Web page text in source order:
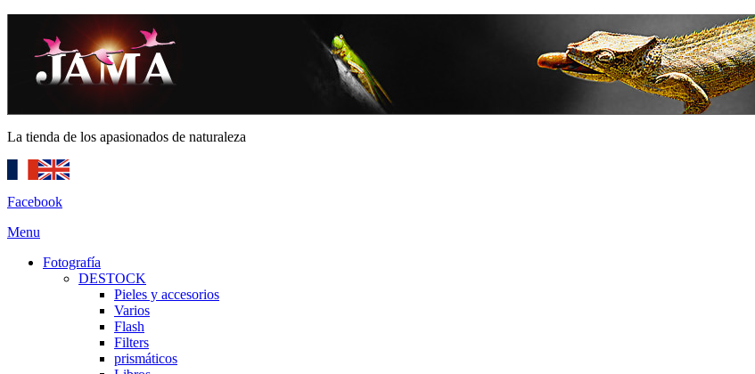
La tienda de los apasionados de naturaleza
Facebook
Menu
Fotografía
DESTOCK
Pieles y accesorios
Varios
Flash
Filters
prismáticos